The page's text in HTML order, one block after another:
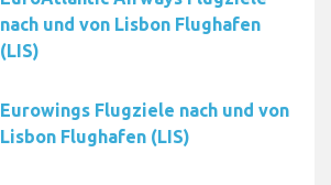
nach und von Lisbon Flughafen
(LIS)
Eurowings Flugziele nach und von
Lisbon Flughafen (LIS)